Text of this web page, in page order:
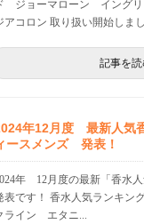
ジョーマローン イングリ
アコロン 取り扱い開始しま
記事を
年12月度 最新人気
ースメンズ 発表！
年 12月度の最新「香水人
表です！ 香水人気ランキン
ライン エタニ...